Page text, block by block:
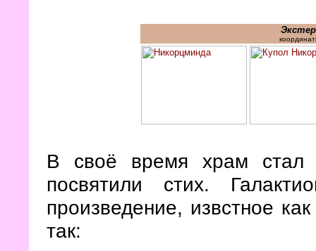
В своё время храм стал
посвятили стих.
произведение, извстное
так: